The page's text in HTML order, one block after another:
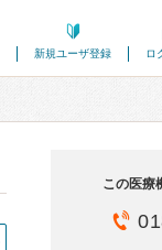
新規ユーザ登録 ロ
この医療